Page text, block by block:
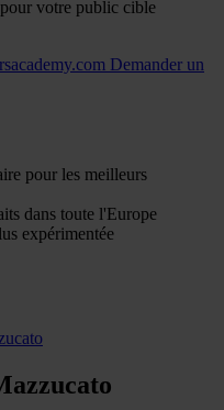
pour votre public cible
Demander un
pour les meilleurs
dans toute l'Europe
expérimentée